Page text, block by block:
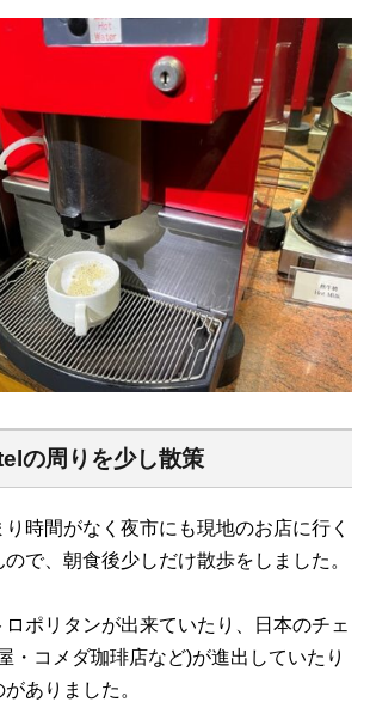
の周りを少し散策
時間がなく夜市にも現地のお店に行く
で、朝食後少しだけ散歩をしました。
ポリタンが出来ていたり、日本のチェ
・コメダ珈琲店など)が進出していたり
ありました。